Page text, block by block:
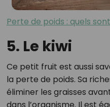
Perte de poids : quels
5. Le kiwi
Ce petit fruit est aussi
la perte de poids. Sa
éliminer les graisses